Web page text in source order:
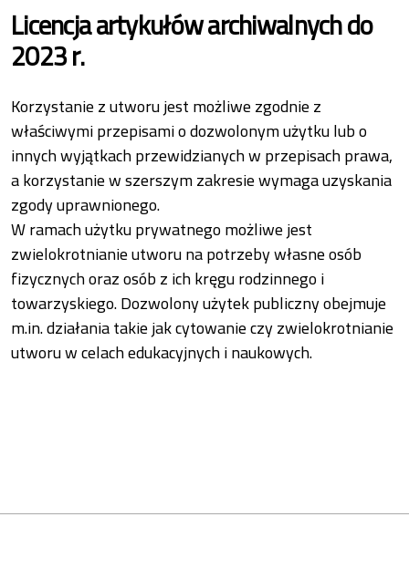
Licencja artykułów archiwalnych do
2023 r.
Korzystanie z utworu jest możliwe zgodnie z
właściwymi przepisami o dozwolonym użytku lub o
innych wyjątkach przewidzianych w przepisach prawa,
a korzystanie w szerszym zakresie wymaga uzyskania
zgody uprawnionego.
W ramach użytku prywatnego możliwe jest
zwielokrotnianie utworu na potrzeby własne osób
fizycznych oraz osób z ich kręgu rodzinnego i
towarzyskiego. Dozwolony użytek publiczny obejmuje
m.in. działania takie jak cytowanie czy zwielokrotnianie
utworu w celach edukacyjnych i naukowych.